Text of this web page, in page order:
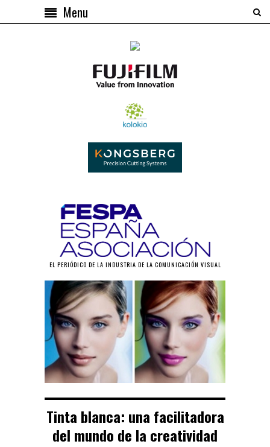
Menu
EL PERIÓDICO DE LA INDUSTRIA DE LA COMUNICACIÓN VISUAL
Tinta blanca: una facilitadora
del mundo de la creatividad